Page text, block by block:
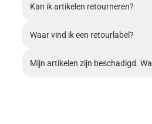
Kan ik artikelen retourneren?
Waar vind ik een retourlabel?
Mijn artikelen zijn beschadigd.